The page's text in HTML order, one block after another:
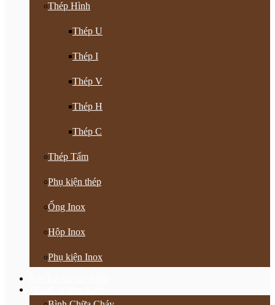
Thép Hình
Thép U
Thép I
Thép V
Thép H
Thép C
Thép Tấm
Phụ kiện thép
Ống Inox
Hộp Inox
Phụ kiện Inox